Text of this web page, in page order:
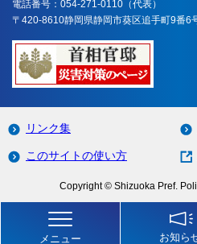
メニュー お知ら
電話番号：054-271-0110（代表）
〒420-8610静岡県静岡市葵区追手町9番6
リンク集
このサイトの使い方
Copyright © Shizuoka Pref.